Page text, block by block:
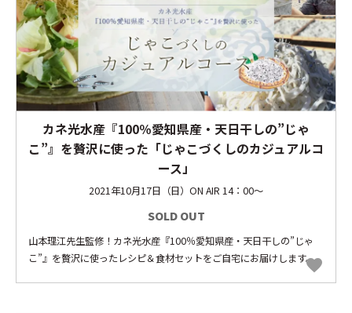
カネ光水産『100％愛知県産・天日干しの”じゃ
こ”』を贅沢に使った「じゃこづくしのカジュアルコ
ース」
2021年10月17日（日）ON AIR 14：00～
SOLD OUT
山本理江先生監修！カネ光水産『100％愛知県産・天日干しの”じゃ
こ”』を贅沢に使ったレシピ＆食材セットをご自宅にお届けします。favorite